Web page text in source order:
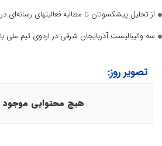
از تجلیل پیشکسوتان تا مطالبه فعالیتهای رسانه‌ای
سه والیبالیست آذربایجان‌ شرقی در اردوی تیم ملی
تصویر روز:
هیچ محتوایی